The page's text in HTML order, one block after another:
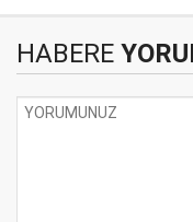
HABERE